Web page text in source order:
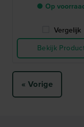
● Op
Vergelijk
Bekijk
« Vorige